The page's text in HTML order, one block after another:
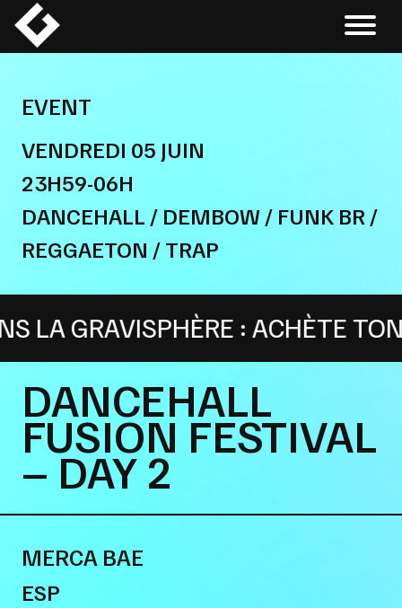
Skip
content
EVENT
VENDREDI 05 JUIN
23H59-06H
DANCEHALL / DEMBOW / FUNK BR /
REGGAETON / TRAP
GRAVISPHÈRE : ACHÈTE TON
DANCEHALL
FUSION FESTIVAL
– DAY 2
MERCA BAE
ESP